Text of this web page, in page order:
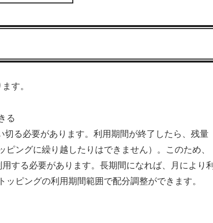
す。
る
る必要があります。利用期間が終了したら、残量
ングに繰り越したりはできません）。このため、
する必要があります。長期間になれば、月により利
ピングの利用期間範囲で配分調整ができます。